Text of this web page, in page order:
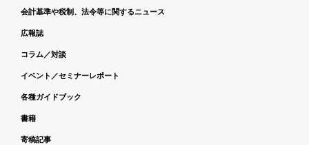
会計基準や税制、法令等に関するニュース
広報誌
コラム／対談
イベント／セミナーレポート
各種ガイドブック
書籍
寄稿記事